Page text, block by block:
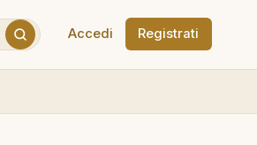
Accedi Registrati